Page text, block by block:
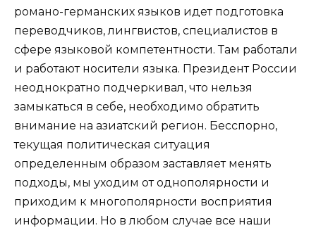
романо-германских языков идет подготовка
переводчиков, лингвистов, специалистов в
сфере языковой компетентности. Там работали
и работают носители языка. Президент России
неоднократно подчеркивал, что нельзя
замыкаться в себе, необходимо обратить
внимание на азиатский регион. Бесспорно,
текущая политическая ситуация
определенным образом заставляет менять
подходы, мы уходим от однополярности и
приходим к многополярности восприятия
информации. Но в любом случае все наши